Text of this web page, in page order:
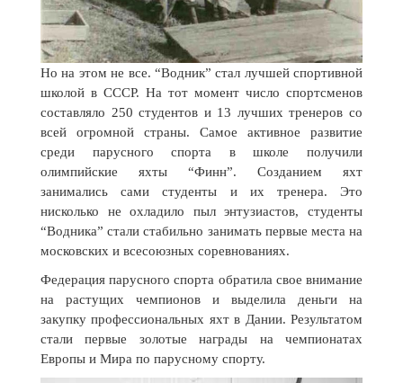
Но на этом не все. “Водник” стал лучшей спортивной
школой в СССР. На тот момент число спортсменов
составляло 250 студентов и 13 лучших тренеров со
всей огромной страны. Самое активное развитие
среди парусного спорта в школе получили
олимпийские яхты “Финн”. Созданием яхт
занимались сами студенты и их тренера. Это
нисколько не охладило пыл энтузиастов, студенты
“Водника” стали стабильно занимать первые места на
московских и всесоюзных соревнованиях.
Федерация парусного спорта обратила свое внимание
на растущих чемпионов и выделила деньги на
закупку профессиональных яхт в Дании. Результатом
стали первые золотые награды на чемпионатах
Европы и Мира по парусному спорту.